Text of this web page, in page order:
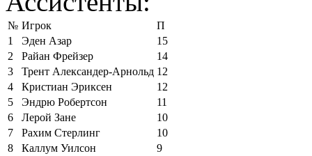
№ Игрок
П
1
Эден Азар
15
2
Райан Фрейзер
14
3
Трент Александер-Арнольд 12
4
Кристиан Эриксен
12
5
Эндрю Робертсон
11
6
Лерой Зане
10
7
Рахим Стерлинг
10
8
Каллум Уилсон
9